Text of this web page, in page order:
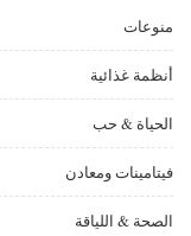
منوعات
أنظمة غذائية
الحياة & حب
فيتامينات ومعادن
الصحة & اللياقة